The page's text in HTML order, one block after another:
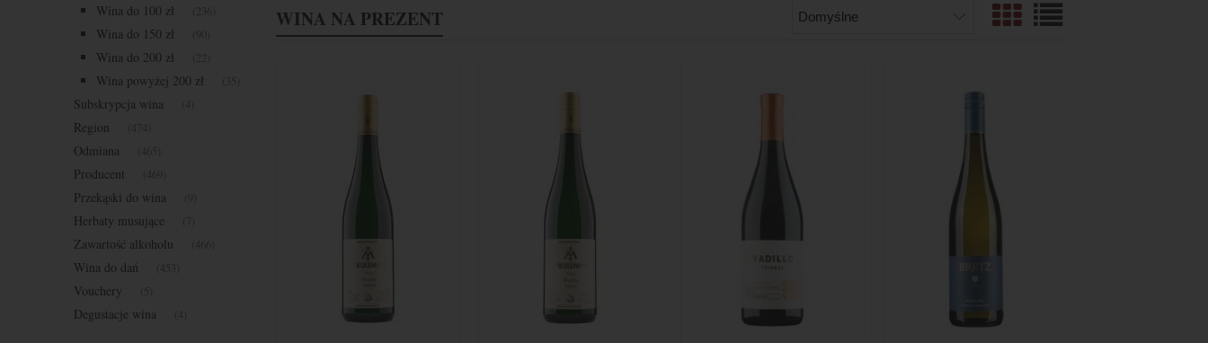
Wina do 100 zł
Wina do 150 zł
Wina do 200 zł
Wina powyżej 200 zł
Subskrypcja wina
Region
Odmiana
Producent
Przekąski do wina
Herbaty musujące
Zawartość alkoholu
Wina do dań
Vouchery
Degustacje wina
WINA NA PREZENT